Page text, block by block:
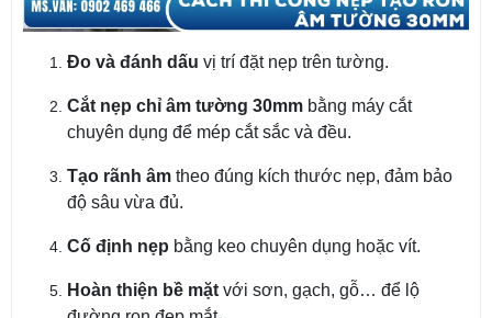
Đo và đánh dấu vị trí đặt nẹp trên tường.
Cắt nẹp chỉ âm tường 30mm bằng máy cắt
chuyên dụng để mép cắt sắc và đều.
Tạo rãnh âm theo đúng kích thước nẹp, đảm bảo
độ sâu vừa đủ.
Cố định nẹp bằng keo chuyên dụng hoặc vít.
Hoàn thiện bề mặtvới sơn, gạch, gỗ… để lộ